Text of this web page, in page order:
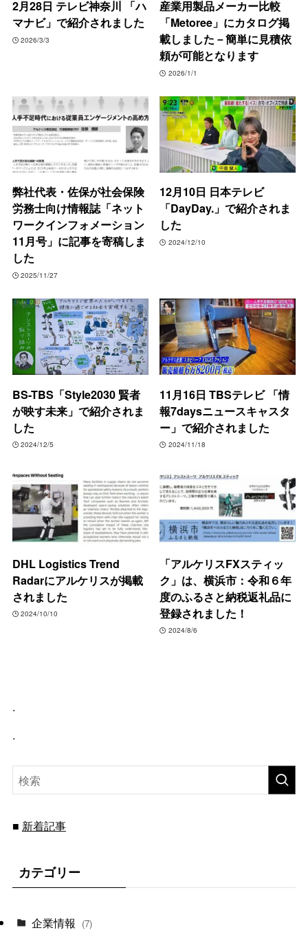
2月28日 テレビ神奈川 「ハ
マナビ」で紹介されました
2026/3/3
産業用製品メーカー比較
「Metoree」にカタログ掲
載しました－簡単に見積依
頼が可能となります
2026/1/1
弊社代表・佐保が社会保険
労務士向け情報誌「ネット
ワークインフォメーション
11月号」に記事を寄稿しま
した
2025/11/27
12月10日 日本テレビ
「DayDay.」で紹介されま
した
2024/12/10
BS-TBS「Style2030 賢者
が映す未来」で紹介されま
した
2024/12/5
11月16日 TBSテレビ 「情
報7daysニュースキャスタ
ー」で紹介されました
2024/11/18
DHL Logistics Trend
Radarにアルケリスが掲載
されました
2024/10/10
「アルケリスFXスティッ
ク」は、横浜市：令和６年
度のふるさと納税返礼品に
登録されました！
2024/8/6
.
.
■ 新着記事
カテゴリー
企業情報 (7)